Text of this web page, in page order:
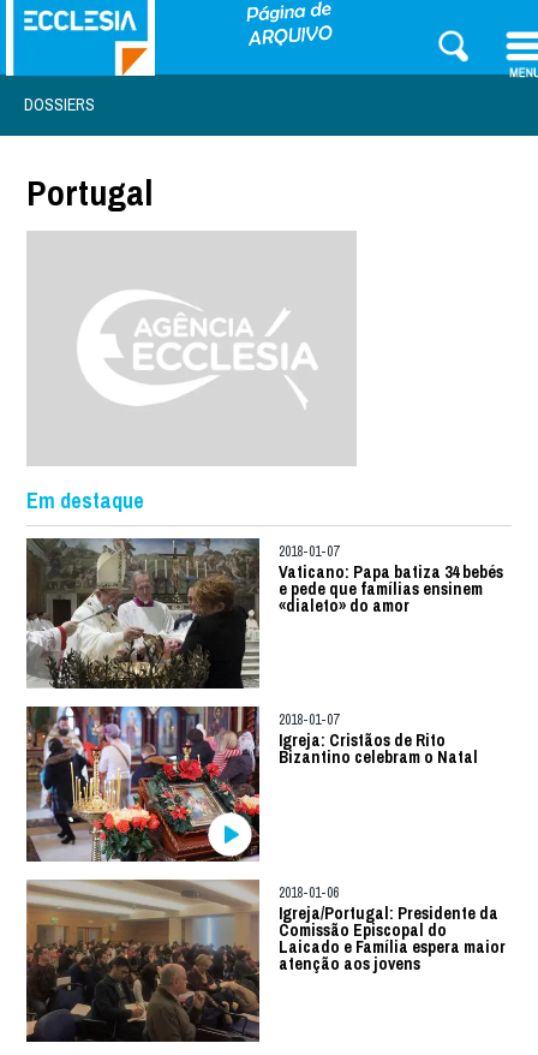
DOSSIERS
Portugal
Em destaque
2018-01-07
Vaticano: Papa batiza 34 bebés
e pede que famílias ensinem
«dialeto» do amor
2018-01-07
Igreja: Cristãos de Rito
Bizantino celebram o Natal
2018-01-06
Igreja/Portugal: Presidente da
Comissão Episcopal do
Laicado e Família espera maior
atenção aos jovens